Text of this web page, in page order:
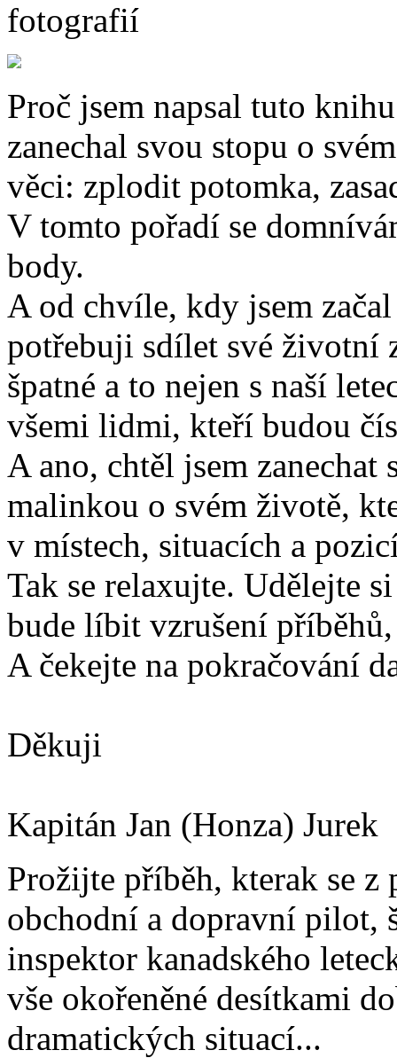
fotografií
Proč jsem napsal tuto
zanechal svou stopu o
věci: zplodit potomka,
V tomto pořadí se
body.
A od chvíle, kdy jsem
potřebuji sdílet své životní
špatné a to nejen s naší
všemi lidmi, kteří budou
A ano, chtěl jsem
malinkou o svém životě,
v místech, situacích a
Tak se relaxujte. Udělejte
bude líbit vzrušení
A čekejte na pokračování
Děkuji
Kapitán Jan (Honza) Jurek
Prožijte příběh, kterak se z
obchodní a dopravní pilot,
inspektor kanadského
vše okořeněné desítkami
dramatických situací...